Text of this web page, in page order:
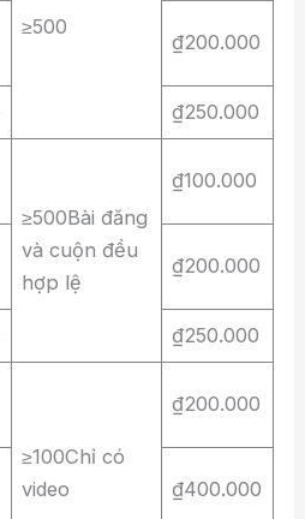
≥500
₫200.000
₫250.000
≥500Bài đăng
và cuộn đều
hợp lệ
₫100.000
₫200.000
₫250.000
≥100Chỉ có
video
₫200.000
₫400.000